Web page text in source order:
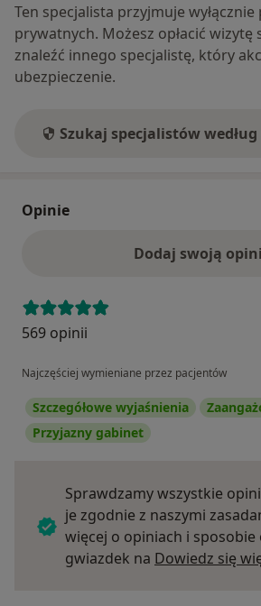
Ten specjalista przyjmuje
prywatnych. Możesz opłacić wizytę
znaleźć innego specjalistę, który
ubezpieczenie.
Szukaj specjalistów
Opinie
Dodaj swoją
569 opinii
Najczęściej wymieniane przez pacjentów
Szczegółowe wyjaśnienia
Przyjazny gabinet
Sprawdzamy wszystkie
je zgodnie z naszymi
więcej o opiniach i sposobie
gwiazdek na Dowiedz się